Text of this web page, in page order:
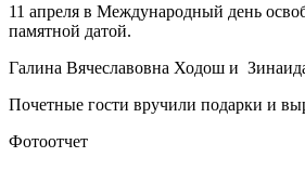
11 апреля в Международный день
памятной датой.
Галина Вячеславовна Ходош и
Почетные гости вручили подарки и
Фотоотчет